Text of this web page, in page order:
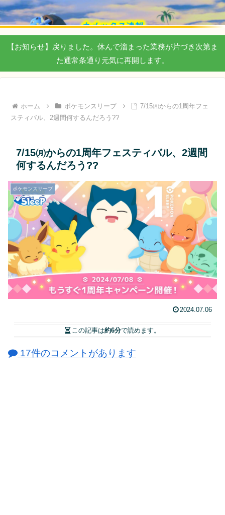
【お知らせ】戻りました。休んで溜まった業務が片づき次第ま
た通常条通り元気に再開します。
ホーム ポケモンスリープ
7/15㈪からの1周年フェ
スティバル、2週間何するんだろう??
7/15㈪からの1周年フェスティバル、2週間
何するんだろう??
ポケモンスリープ
2024.07.06
この記事は約6分で読めます。
17件のコメントがあります